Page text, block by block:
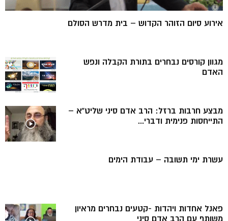
אירוע סיום הזוהר הקדוש – בית מדרש הסולם
מגוון קורסים נבחרים בתורת הקבלה ונפש
האדם
מבצע חרבות ברזל: הרב אדם סיני שליט”א –
התייחסות פנימית ודברי...
עשרת ימי תשובה – עבודת הימים
פאנל אחדות ויהדות -קטעים נבחרים מראיון